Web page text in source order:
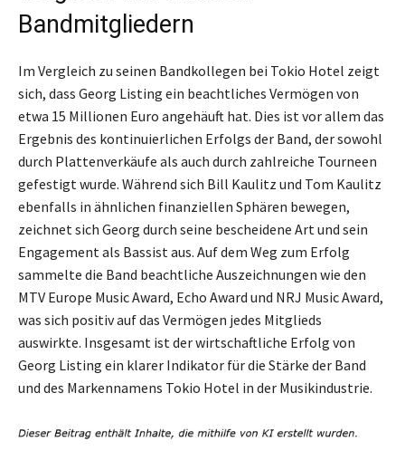
Bandmitgliedern
Im Vergleich zu seinen Bandkollegen bei Tokio Hotel zeigt
sich, dass Georg Listing ein beachtliches Vermögen von
etwa 15 Millionen Euro angehäuft hat. Dies ist vor allem das
Ergebnis des kontinuierlichen Erfolgs der Band, der sowohl
durch Plattenverkäufe als auch durch zahlreiche Tourneen
gefestigt wurde. Während sich Bill Kaulitz und Tom Kaulitz
ebenfalls in ähnlichen finanziellen Sphären bewegen,
zeichnet sich Georg durch seine bescheidene Art und sein
Engagement als Bassist aus. Auf dem Weg zum Erfolg
sammelte die Band beachtliche Auszeichnungen wie den
MTV Europe Music Award, Echo Award und NRJ Music Award,
was sich positiv auf das Vermögen jedes Mitglieds
auswirkte. Insgesamt ist der wirtschaftliche Erfolg von
Georg Listing ein klarer Indikator für die Stärke der Band
und des Markennamens Tokio Hotel in der Musikindustrie.